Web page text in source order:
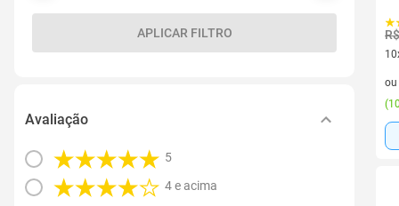
APLICAR FILTRO
Avaliação
5
4 e acima
ou
(